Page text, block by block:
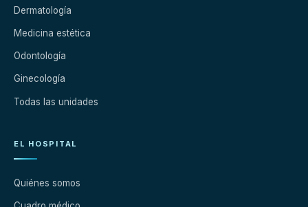
Dermatología
Medicina estética
Odontología
Ginecología
Todas las unidades
EL HOSPITAL
Quiénes somos